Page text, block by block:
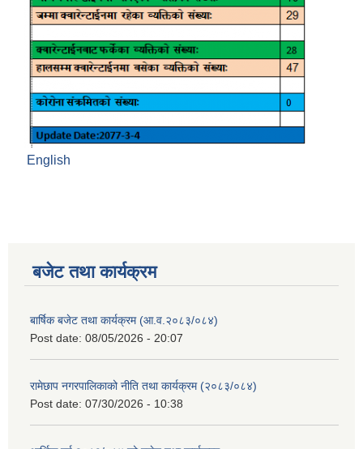
English
बजेट तथा कार्यक्रम
बार्षिक बजेट तथा कार्यक्रम (आ.व.२०८३/०८४)
Post date: 08/05/2026 - 20:07
रामेछाप नगरपालिकाको नीति तथा कार्यक्रम (२०८३/०८४)
Post date: 07/30/2026 - 10:38